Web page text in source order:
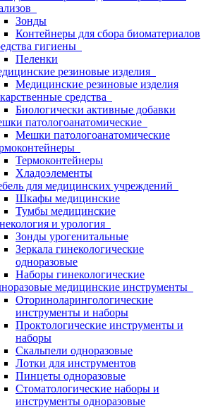
Зонды
Контейнеры для сбора биоматериалов
гигиены
Пеленки
резиновые изделия
Медицинские резиновые изделия
средства
Биологически активные добавки
патологоанатомические
Мешки патологоанатомические
Термоконтейнеры
Хладоэлементы
для медицинских учреждений
Шкафы медицинские
Тумбы медицинские
и урология
Зонды урогенитальные
Зеркала гинекологические
одноразовые
Наборы гинекологические
медицинские инструменты
Оториноларингологические
инструменты и наборы
Проктологические инструменты и
наборы
Скальпели одноразовые
Лотки для инструментов
Пинцеты одноразовые
Стоматологические наборы и
инструменты одноразовые